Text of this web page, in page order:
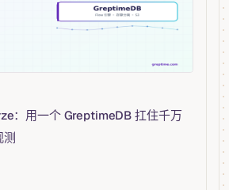
：用一个 GreptimeDB 扛住千万
测